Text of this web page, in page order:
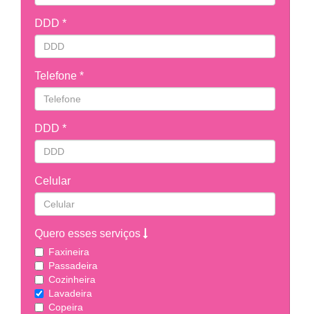
DDD *
Telefone *
DDD *
Celular
Quero esses serviços
Faxineira
Passadeira
Cozinheira
Lavadeira
Copeira